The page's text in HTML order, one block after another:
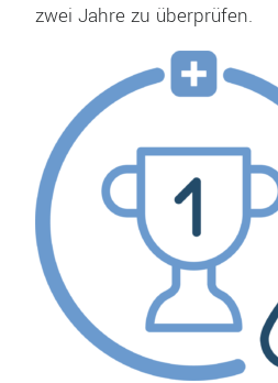
zwei Jahre zu überprüfen.